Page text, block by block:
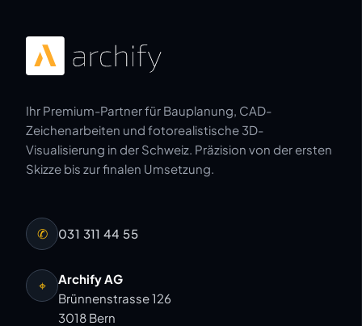
Ihr Premium-Partner für Bauplanung, CAD-
Zeichenarbeiten und fotorealistische 3D-
Visualisierung in der Schweiz. Präzision von der ersten
Skizze bis zur finalen Umsetzung.
✆ 031 311 44 55
⌖
Archify AG
Brünnenstrasse 126
3018 Bern